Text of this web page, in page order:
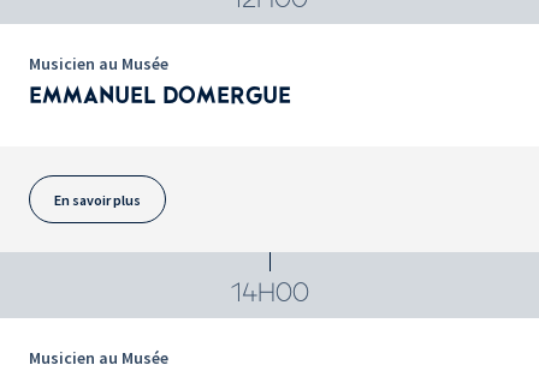
Musicien au Musée
EMMANUEL DOMERGUE
En savoir plus
14H00
Musicien au Musée